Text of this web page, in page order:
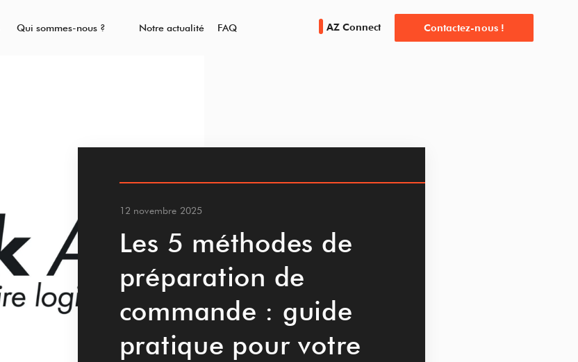
Qui sommes-nous ? Notre actualité FAQ AZ Connect Contactez-nous !
12 novembre 2025
Les 5 méthodes de
préparation de
commande : guide
pratique pour votre